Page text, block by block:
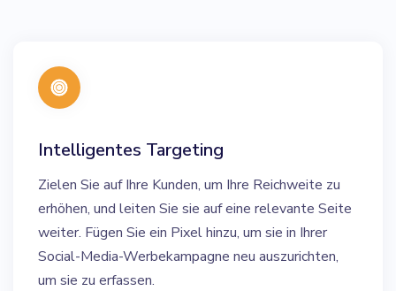
Intelligentes Targeting
Zielen Sie auf Ihre Kunden, um Ihre Reichweite zu
erhöhen, und leiten Sie sie auf eine relevante Seite
weiter. Fügen Sie ein Pixel hinzu, um sie in Ihrer
Social-Media-Werbekampagne neu auszurichten,
um sie zu erfassen.